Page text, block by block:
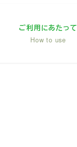
ご利用にあたって
How to use